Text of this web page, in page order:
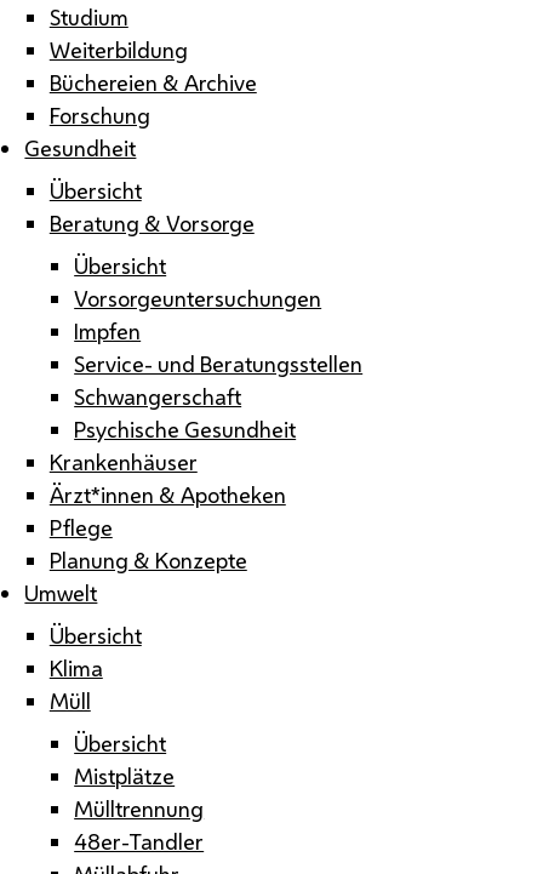
Studium
Weiterbildung
Büchereien & Archive
Forschung
Gesundheit
Übersicht
Beratung & Vorsorge
Übersicht
Vorsorgeuntersuchungen
Impfen
Service- und Beratungsstellen
Schwangerschaft
Psychische Gesundheit
Krankenhäuser
Ärzt*innen & Apotheken
Pflege
Planung & Konzepte
Umwelt
Übersicht
Klima
Müll
Übersicht
Mistplätze
Mülltrennung
48er-Tandler